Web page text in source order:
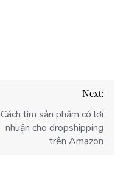
Next:
Cách tìm sản phẩm có lợi
nhuận cho dropshipping
trên Amazon